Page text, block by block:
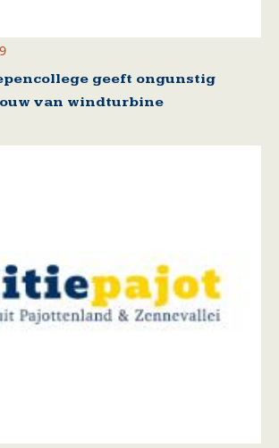
geeft ongunstig
van windturbine